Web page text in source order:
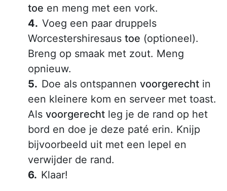
toe en meng met een vork.
Voeg een paar druppels
Worcestershiresaus toe (optioneel).
Breng op smaak met zout. Meng
opnieuw.
Doe als ontspannen voorgerecht in
een kleinere kom en serveer met toast.
Als voorgerecht leg je de rand op het
bord en doe je deze paté erin. Knijp
bijvoorbeeld uit met een lepel en
verwijder de rand.
Klaar!